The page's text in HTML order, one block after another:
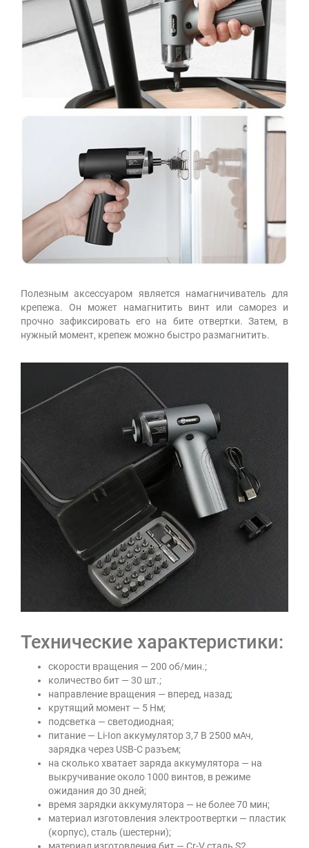
Полезным аксессуаром является намагничиватель для
крепежа. Он может намагнитить винт или саморез и
прочно зафиксировать его на бите отвертки. Затем, в
нужный момент, крепеж можно быстро размагнитить.
Технические характеристики:
скорости вращения — 200 об/мин.;
количество бит — 30 шт.;
направление вращения — вперед, назад;
крутящий момент — 5 Нм;
подсветка — светодиодная;
питание — Li-Ion аккумулятор 3,7 В 2500 мАч,
зарядка через USB-C разъем;
на сколько хватает заряда аккумулятора — на
выкручивание около 1000 винтов, в режиме
ожидания до 30 дней;
время зарядки аккумулятора — не более 70 мин;
материал изготовления электроотвертки — пластик
(корпус), сталь (шестерни);